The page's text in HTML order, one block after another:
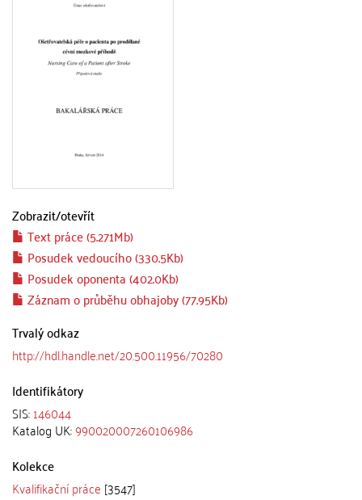
Zobrazit/otevřít
Text práce (5.271Mb)
Posudek vedoucího (330.5Kb)
Posudek oponenta (402.0Kb)
Záznam o průběhu obhajoby (77.95Kb)
Trvalý odkaz
http://hdl.handle.net/20.500.11956/70280
Identifikátory
SIS:146044
Katalog UK:990020007260106986
Kolekce
Kvalifikační práce [3547]